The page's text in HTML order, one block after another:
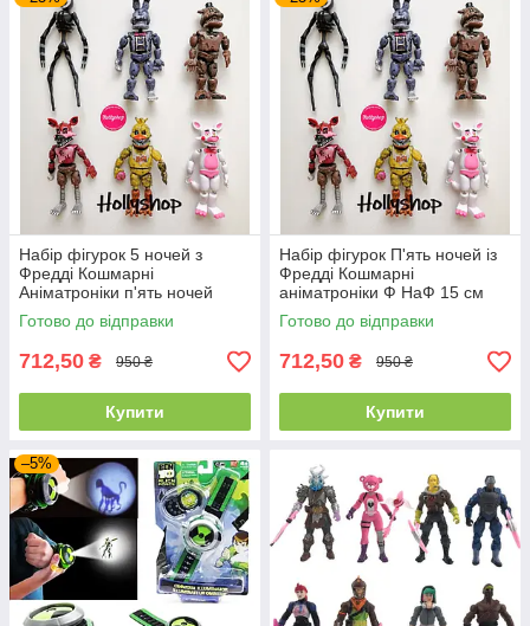
Набір фігурок 5 ночей з
Фредді Кошмарні
Аніматроніки п'ять ночей
ФНаФ 15 см
Готово до відправки
712,50 ₴ 950 ₴
Купити
Набір фігурок П'ять ночей із
Фредді Кошмарні
аніматроніки Ф НаФ 15 см
Готово до відправки
712,50 ₴ 950 ₴
Купити
–5%